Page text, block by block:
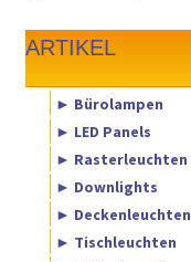
ARTIKEL
► Bürolampen
► LED Panels
► Rasterleuchten
► Downlights
► Deckenleuchten
► Tischleuchten